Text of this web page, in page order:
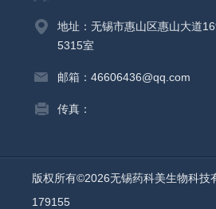
地址：无锡市惠山区惠山大道
5315室
邮箱：46606436@qq.com
传真：
版权所有©2026无锡药科美生物科
179155